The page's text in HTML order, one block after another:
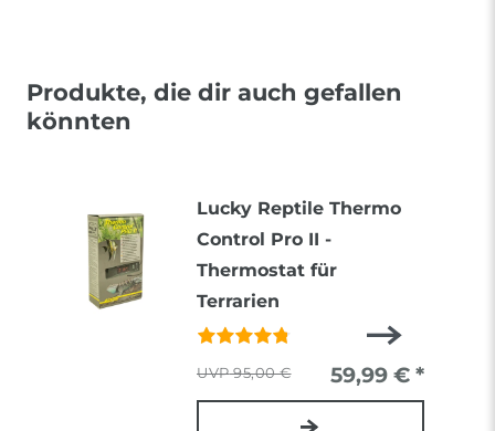
Produkte, die dir auch gefallen
könnten
Lucky Reptile Thermo
Control Pro II -
Thermostat für
Terrarien
95,00 € 59,99 € *